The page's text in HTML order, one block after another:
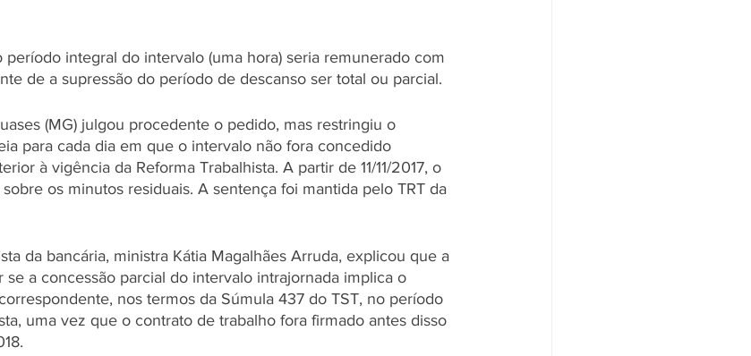
integral do intervalo (uma hora) seria remunerado com
de a supressão do período de descanso ser total ou parcial.
(MG) julgou procedente o pedido, mas restringiu o
para cada dia em que o intervalo não fora concedido
à vigência da Reforma Trabalhista. A partir de 11/11/2017, o
os minutos residuais. A sentença foi mantida pelo TRT da
da bancária, ministra Kátia Magalhães Arruda, explicou que a
se a concessão parcial do intervalo intrajornada implica o
nos termos da Súmula 437 do TST, no período
uma vez que o contrato de trabalho fora firmado antes disso